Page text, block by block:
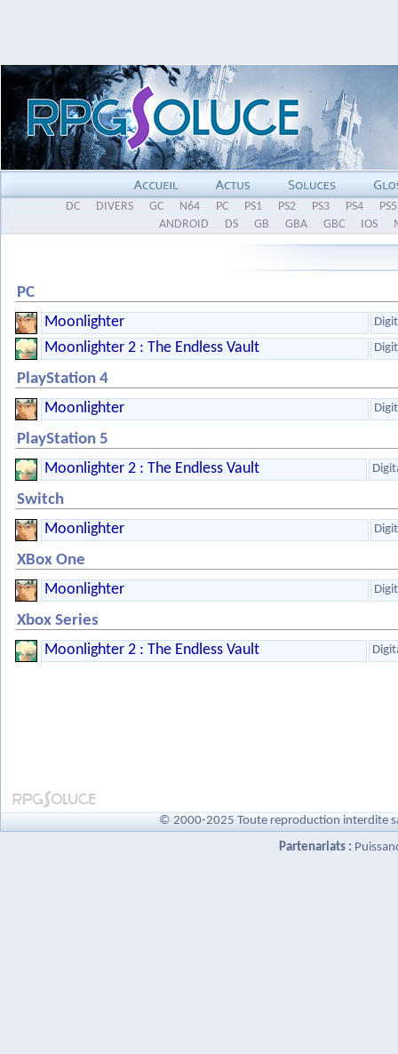
DC DIVERS GC N64 PC PS1 PS2 PS3 PS4
PS5
ANDROID
DS GB GBA GBC IOS
PC
Moonlighter
Moonlighter 2 : The Endless Vault
PlayStation 4
Moonlighter
PlayStation 5
Moonlighter 2 : The Endless Vault
Switch
Moonlighter
XBox One
Moonlighter
Xbox Series
Moonlighter 2 : The Endless Vault
© 2000-2025 Toute reproduction interdite
Partenariats :